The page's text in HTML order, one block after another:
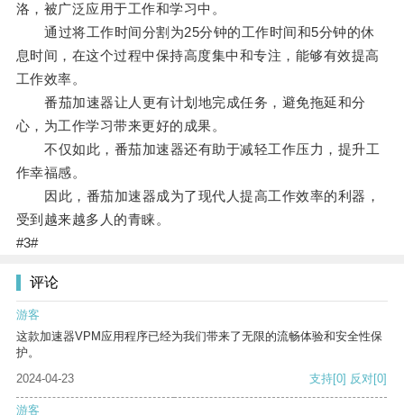
洛，被广泛应用于工作和学习中。
通过将工作时间分割为25分钟的工作时间和5分钟的休
息时间，在这个过程中保持高度集中和专注，能够有效提高
工作效率。
番茄加速器让人更有计划地完成任务，避免拖延和分
心，为工作学习带来更好的成果。
不仅如此，番茄加速器还有助于减轻工作压力，提升工
作幸福感。
因此，番茄加速器成为了现代人提高工作效率的利器，
受到越来越多人的青睐。
#3#
评论
游客
这款加速器VPM应用程序已经为我们带来了无限的流畅体验和安全性保
护。
2024-04-23
支持[0] 反对[0]
游客